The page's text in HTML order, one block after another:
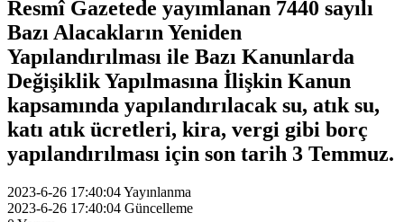
Resmî Gazetede yayımlanan 7440 sayılı
Bazı Alacakların Yeniden
Yapılandırılması ile Bazı Kanunlarda
Değişiklik Yapılmasına İlişkin Kanun
kapsamında yapılandırılacak su, atık su,
katı atık ücretleri, kira, vergi gibi borç
yapılandırılması için son tarih 3 Temmuz.
2023-6-26 17:40:04Yayınlanma
2023-6-26 17:40:04 Güncelleme